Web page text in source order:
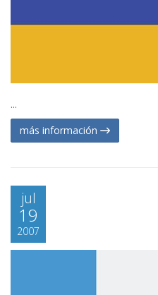
...
más información
jul
19
2007